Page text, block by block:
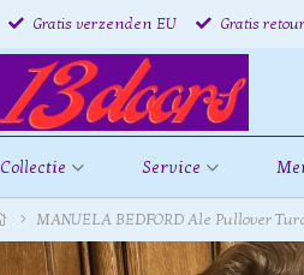
Gratis verzenden EU Gratis
Collectie Service
MANUELA BEDFORD Ale Pullover